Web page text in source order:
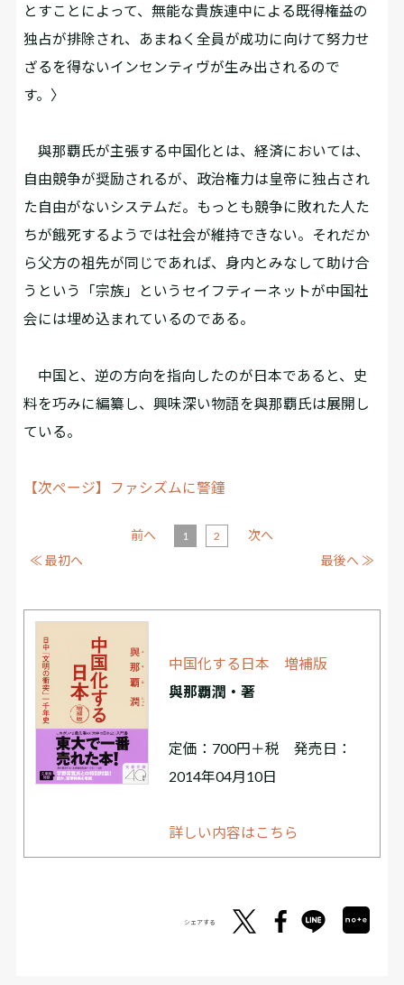
とすことによって、無能な貴族連中による既得権益の
独占が排除され、あまねく全員が成功に向けて努力せ
ざるを得ないインセンティヴが生み出されるので
す。〉
與那覇氏が主張する中国化とは、経済においては、
自由競争が奨励されるが、政治権力は皇帝に独占され
た自由がないシステムだ。もっとも競争に敗れた人た
ちが餓死するようでは社会が維持できない。それだか
ら父方の祖先が同じであれば、身内とみなして助け合
うという「宗族」というセイフティーネットが中国社
会には埋め込まれているのである。
中国と、逆の方向を指向したのが日本であると、史
料を巧みに編纂し、興味深い物語を與那覇氏は展開し
ている。
【次ページ】ファシズムに警鐘
≪ 最初へ
前へ 1 2
次へ
最後へ ≫
中国化する日本 増補版
與那覇潤・著
定価：700円＋税 発売日：
2014年04月10日
詳しい内容はこちら
シェアする